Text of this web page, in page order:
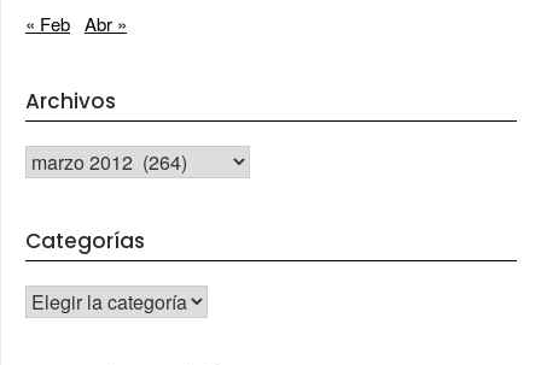
« Feb Abr »
Archivos
Archivos
Categorías
CATEGORÍAS